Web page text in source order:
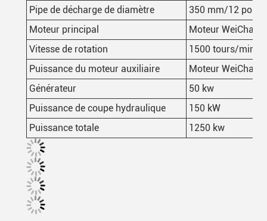
Pipe de décharge de diamètre
350 mm/12
Moteur principal
Moteur WeiChai
Vitesse de rotation
1500 tours/min
Puissance du moteur auxiliaire
Moteur WeiChai
Générateur
50 kw
Puissance de coupe hydraulique
150 kW
Puissance totale
1250 kw